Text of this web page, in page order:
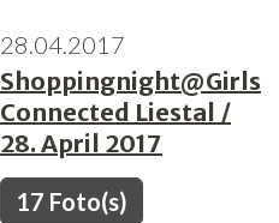
28.04.2017
Shoppingnight@Girls
Connected Liestal /
28. April 2017
17 Foto(s)